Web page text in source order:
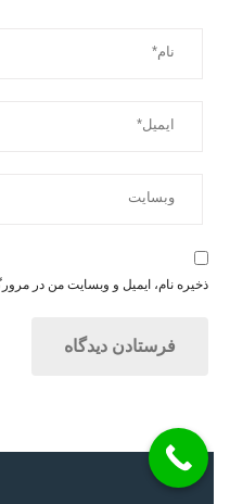
ذخیره نام، ایمیل و وبسایت من در